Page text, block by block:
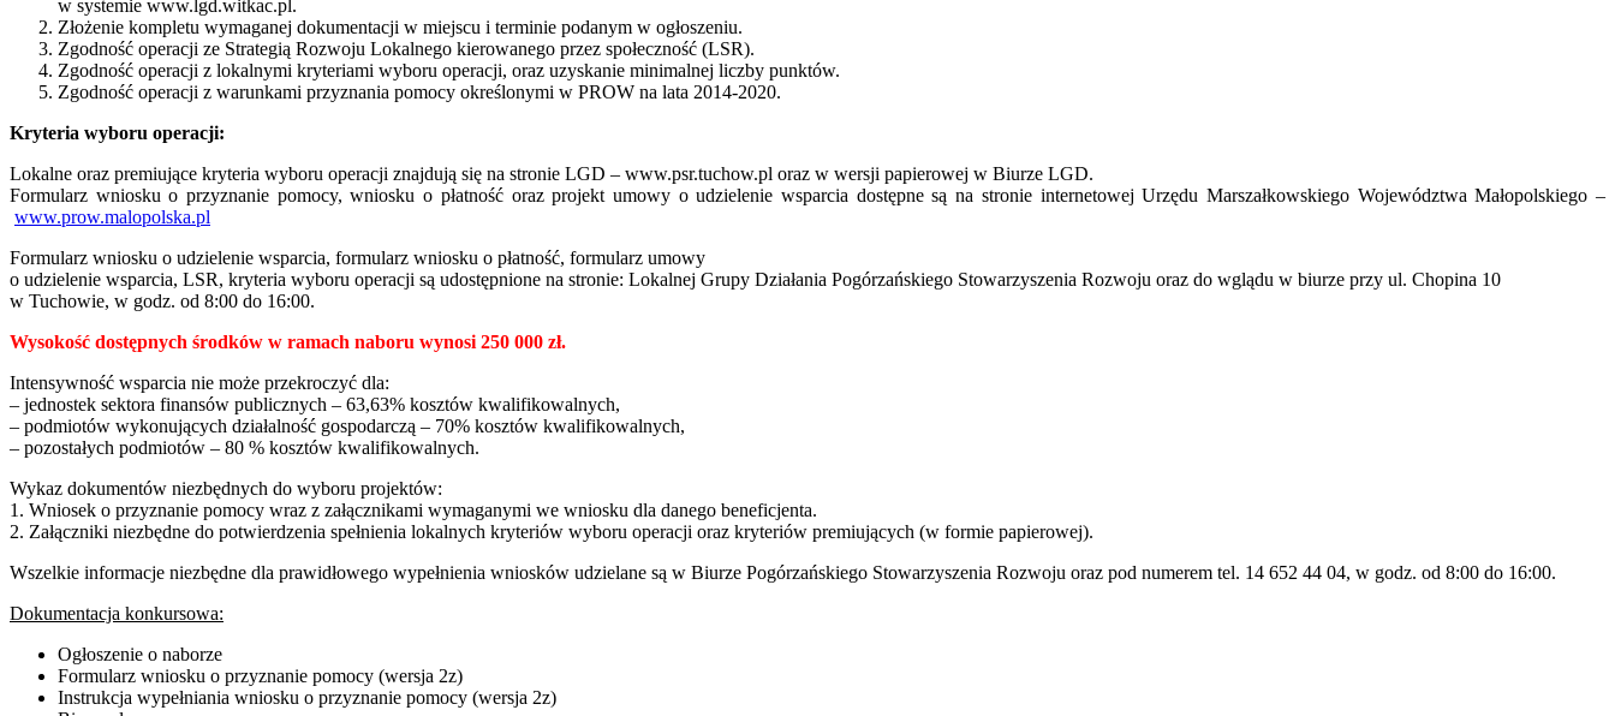
w systemie www.lgd.witkac.pl.
Złożenie kompletu wymaganej dokumentacji w miejscu i terminie podanym w ogłoszeniu.
Zgodność operacji ze Strategią Rozwoju Lokalnego kierowanego przez społeczność (LSR).
Zgodność operacji z lokalnymi kryteriami wyboru operacji, oraz uzyskanie minimalnej liczby punktów.
Zgodność operacji z warunkami przyznania pomocy określonymi w PROW na lata 2014-2020.
Kryteria wyboru operacji:
Lokalne oraz premiujące kryteria wyboru operacji znajdują się na stronie LGD – www.psr.tuchow.pl oraz w wersji papierowej w Biurze LGD.
Formularz wniosku o przyznanie pomocy, wniosku o płatność oraz projekt umowy o udzielenie wsparcia dostępne są na stronie internetowej Urzędu Marszałkowskiego Województwa Małopolskiego –
www.prow.malopolska.pl
Formularz wniosku o udzielenie wsparcia, formularz wniosku o płatność, formularz umowy
o udzielenie wsparcia, LSR, kryteria wyboru operacji są udostępnione na stronie: Lokalnej Grupy Działania Pogórzańskiego Stowarzyszenia Rozwoju oraz do wglądu w biurze przy ul. Chopina 10
w Tuchowie, w godz. od 8:00 do 16:00.
Wysokość dostępnych środków w ramach naboru wynosi 250 000 zł.
Intensywność wsparcia nie może przekroczyć dla:
– jednostek sektora finansów publicznych – 63,63% kosztów kwalifikowalnych,
– podmiotów wykonujących działalność gospodarczą – 70% kosztów kwalifikowalnych,
– pozostałych podmiotów – 80 % kosztów kwalifikowalnych.
Wykaz dokumentów niezbędnych do wyboru projektów:
1. Wniosek o przyznanie pomocy wraz z załącznikami wymaganymi we wniosku dla danego beneficjenta.
2. Załączniki niezbędne do potwierdzenia spełnienia lokalnych kryteriów wyboru operacji oraz kryteriów premiujących (w formie papierowej).
Wszelkie informacje niezbędne dla prawidłowego wypełnienia wniosków udzielane są w Biurze Pogórzańskiego Stowarzyszenia Rozwoju oraz pod numerem tel. 14 652 44 04, w godz. od 8:00 do 16:00.
Dokumentacja konkursowa:
Ogłoszenie o naborze
Formularz wniosku o przyznanie pomocy (wersja 2z)
Instrukcja wypełniania wniosku o przyznanie pomocy (wersja 2z)